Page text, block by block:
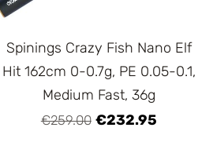
Spinings Crazy Fish Nano Elf
Hit 162cm 0-0.7g, PE 0.05-0.1,
Medium Fast, 36g
€259.00 €232.95